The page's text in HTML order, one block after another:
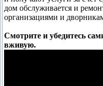
дом обслуживается и
организациями и
Смотрите и убедитесь
вживую.